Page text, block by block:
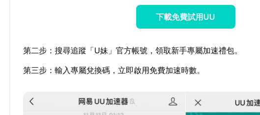
下載免費試用UU
第二步：搜尋追蹤「U妹」官方帳號，領取新手專屬加速禮包。
第三步：輸入專屬兌換碼，立即啟用免費加速時數。